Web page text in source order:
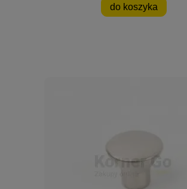
do koszyka